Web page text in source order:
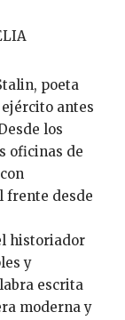
antes
los
oficinas de
frente desde
historiador
y
escrita
moderna y